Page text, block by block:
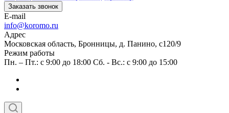
Заказать звонок
E-mail
info@koromo.ru
Адрес
Московская область, Бронницы, д. Панино, с120/9
Режим работы
Пн. – Пт.: с 9:00 до 18:00 Сб. - Вс.: с 9:00 до 15:00